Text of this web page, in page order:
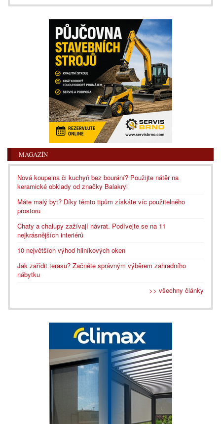
MAGAZÍN
Nová koupelna či kuchyň bez bourání? Použijte nátěr na
keramické obklady od značky Balakryl
Máte malý byt? Díky těmto tipům získáte víc použitelného
prostoru
Chaty a chalupy zažívají návrat. Podívejte se na 11
nejkrásnějších interiérů
10 největších výhod hliníkových oken
Jak zařídit terasu? Začněte správným výběrem zahradního
nábytku
>> všechny články